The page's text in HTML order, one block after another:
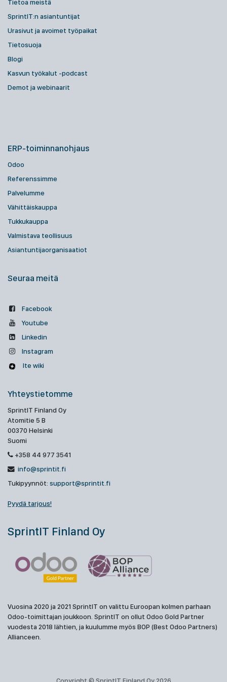
Tietoa meistä
SprintIT:n asiantuntijat
Urasivut ja avoimet työpaikat
Tietosuoja
Blogi
Kasvun työkalut -podcast
Demot ja webinaarit
ERP-toiminnanohjaus
Odoo
Referenssimme
Palvelumme
Vähittäiskauppa
Tukkukauppa
Valmistava teollisuus
Asiantuntijaorganisaatiot
Seuraa meitä
Facebook
Youtube
Linkedin
Instagram
Ite wiki
Yhteystietomme
SprintIT Finland Oy
Atomitie 5 B
00370 Helsinki
Suomi
+358 44 977 3541
info@sprintit.fi
Tukipyynnöt: support@sprintit.fi
Pyydä tarjous!
SprintIT Finland Oy
Vuosina 2020 ja 2021 SprintIT on valittu Euroopan kolmen parhaan
Odoo-toimittajan joukkoon. SprintIT on ollut Odoo Gold Partner
vuodesta 2018 lähtien, ja kuulumme myös BOP (Best Odoo Partners)
Allianceen.
Copyright © SprintIT Finland Oy 2026